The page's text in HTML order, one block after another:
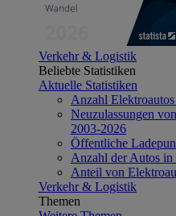
Verkehr & Logistik
Beliebte Statistiken
Aktuelle Statistiken
Anzahl
Neuzulassungen
2003-2026
Öffentliche
Anzahl der Autos
Anteil von
Verkehr & Logistik
Themen